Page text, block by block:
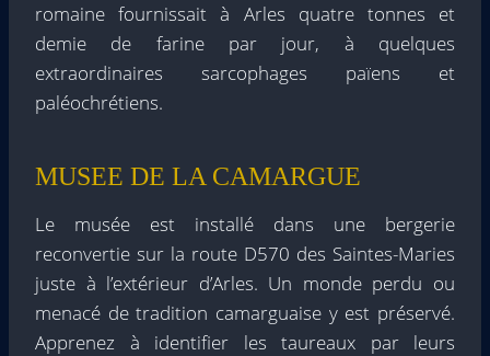
romaine fournissait à Arles quatre tonnes et
demie de farine par jour, à quelques
extraordinaires sarcophages païens et
paléochrétiens.
MUSEE DE LA CAMARGUE
Le musée est installé dans une bergerie
reconvertie sur la route D570 des Saintes-Maries
juste à l’extérieur d’Arles. Un monde perdu ou
menacé de tradition camarguaise y est préservé.
Apprenez à identifier les taureaux par leurs